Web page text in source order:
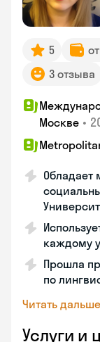
5
3 отзыва
Москве •
Обладает
каждому
Прошла
по
Читать дальше
Услуги и